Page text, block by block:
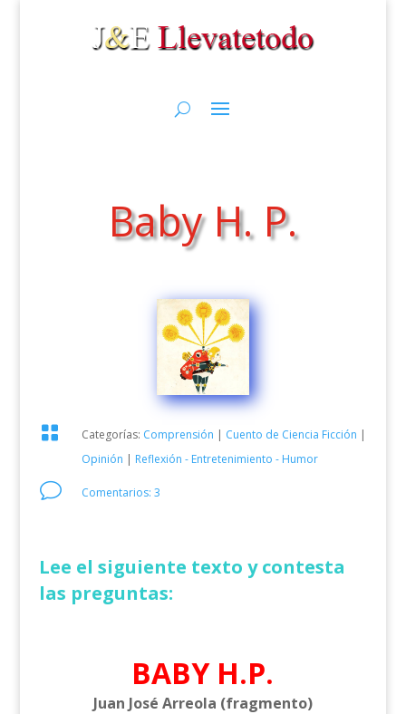
Baby H. P.
 Categorías: Comprensión | Cuento de Ciencia Ficción |
Opinión | Reflexión - Entretenimiento - Humor
v Comentarios: 3
Lee el siguiente texto y contesta
las preguntas:
BABY H.P.
Juan José Arreola (fragmento)